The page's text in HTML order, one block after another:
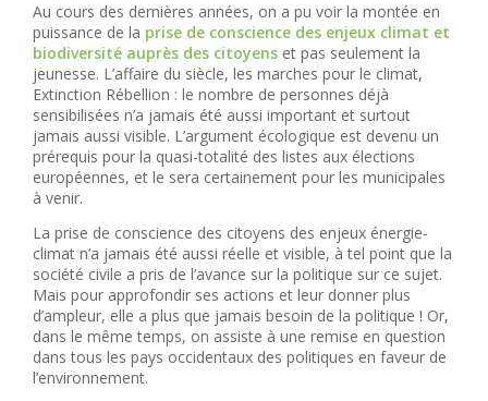
Au cours des dernières années, on a pu voir la montée en
puissance de la prise de conscience des enjeux climat et
biodiversité auprès des citoyens et pas seulement la
jeunesse. L’affaire du siècle, les marches pour le climat,
Extinction Rébellion : le nombre de personnes déjà
sensibilisées n’a jamais été aussi important et surtout
jamais aussi visible. L’argument écologique est devenu un
prérequis pour la quasi-totalité des listes aux élections
européennes, et le sera certainement pour les municipales
à venir.
La prise de conscience des citoyens des enjeux énergie-
climat n’a jamais été aussi réelle et visible, à tel point que la
société civile a pris de l’avance sur la politique sur ce sujet.
Mais pour approfondir ses actions et leur donner plus
d’ampleur, elle a plus que jamais besoin de la politique ! Or,
dans le même temps, on assiste à une remise en question
dans tous les pays occidentaux des politiques en faveur de
l’environnement.